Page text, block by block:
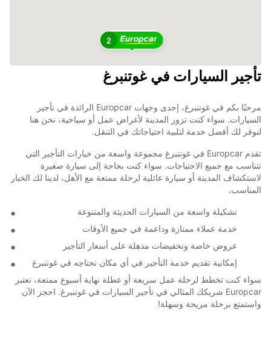
2
تأجير السيارات في غوتنبرغ
مرحبًا بكم في غوتنبرغ، إحدى وجهات Europcar الرائدة في تأجير
السيارات. سواء كنت تزور المدينة لأغراض عمل أو سياحية، نحن هنا
لنوفر لك أفضل خدمة لتلبية احتياجاتك في التنقل.
تقدم Europcar في غوتنبرغ مجموعة واسعة من خيارات التأجير التي
تتناسب مع جميع الاحتياجات. سواء كنت بحاجة إلى سيارة صغيرة
لاستكشاف المدينة أو سيارة عائلية لرحلة ممتعة مع الأهل، لدينا لك الخيار
المناسب.
تشكيلة واسعة من السيارات الحديثة والمتنوعة
خدمة عملاء ممتازة وداعمة في جميع الأوقات
عروض خاصة وتخفيضات مذهلة على أسعار التأجير
إمكانية تقديم خدمة التأجير في أي مكان تحتاجه في غوتنبرغ
سواء كنت تخطط لرحلة عمل سريعة أو عطلة نهاية أسبوع ممتعة، تعتبر
Europcar شريكك المثالي في تأجير السيارات في غوتنبرغ. احجز الآن
واستمتع برحلة مريحة وسهلة!